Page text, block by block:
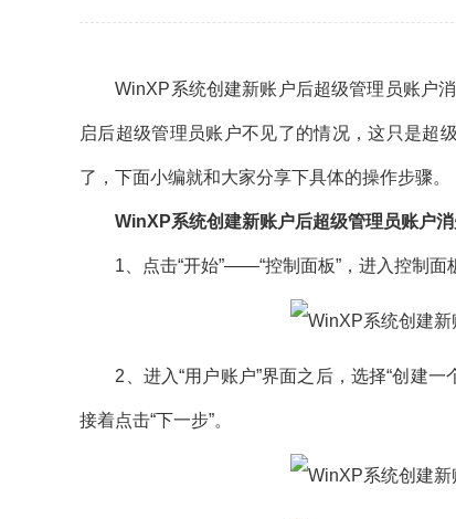
WinXP系统创建新账户后超级管理员账户消
启后超级管理员账户不见了的情况，这只是超
了，下面小编就和大家分享下具体的操作步骤。
WinXP系统创建新账户后超级管理员账户消
1、点击“开始”——“控制面板”，进入控制面板
2、进入“用户账户”界面之后，选择“创建一
接着点击“下一步”。